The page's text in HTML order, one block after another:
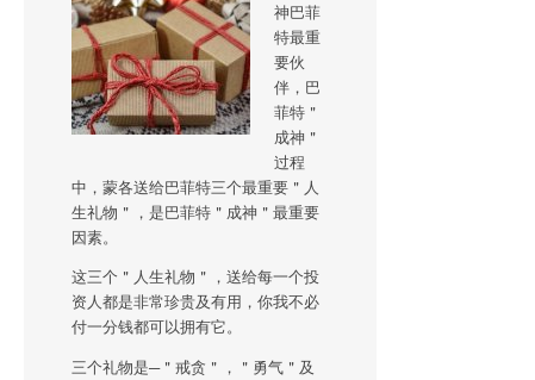
神巴菲
特最重
要伙
伴，巴
菲特＂
成神＂
过程
中，蒙各送给巴菲特三个最重要＂人
生礼物＂，是巴菲特＂成神＂最重要
因素。
这三个＂人生礼物＂，送给每一个投
资人都是非常珍贵及有用，你我不必
付一分钱都可以拥有它。
三个礼物是─＂戒贪＂，＂勇气＂及